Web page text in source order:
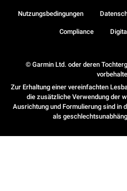
© Garmin Ltd. oder deren
Zur Erhaltung einer vereinfachten
die zusätzliche Verwendung der
Ausrichtung und Formulierung sind in
als
Nutzungsbedingungen
Compliance